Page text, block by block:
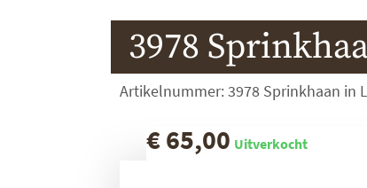
3978
Artikelnummer: 3978 Sprinkhaan in
€ 65,00 Uitverkocht